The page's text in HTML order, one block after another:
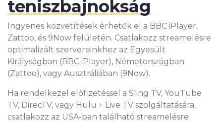
teniszbajnokság
Ingyenes közvetítések érhetők el a BBC iPlayer,
Zattoo, és 9Now felületén. Csatlakozz streamelésre
optimalizált szervereinkhez az Egyesült
Királyságban (BBC iPlayer), Németországban
(Zattoo), vagy Ausztráliában (9Now).
Ha rendelkezel előfizetéssel a Sling TV, YouTube
TV, DirecTV, vagy Hulu + Live TV szolgáltatására,
csatlakozz az USA-ban található streamelésre